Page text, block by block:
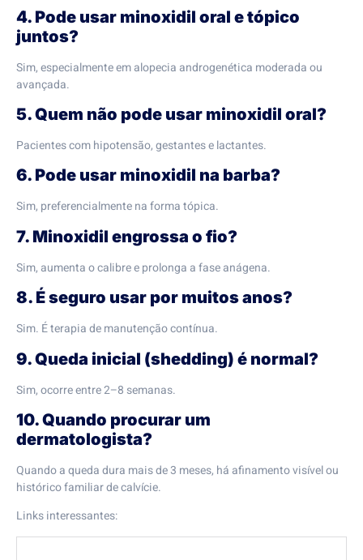
4. Pode usar minoxidil oral e tópico
juntos?
Sim, especialmente em alopecia androgenética moderada ou
avançada.
5. Quem não pode usar minoxidil oral?
Pacientes com hipotensão, gestantes e lactantes.
6. Pode usar minoxidil na barba?
Sim, preferencialmente na forma tópica.
7. Minoxidil engrossa o fio?
Sim, aumenta o calibre e prolonga a fase anágena.
8. É seguro usar por muitos anos?
Sim. É terapia de manutenção contínua.
9. Queda inicial (shedding) é normal?
Sim, ocorre entre 2–8 semanas.
10. Quando procurar um
dermatologista?
Quando a queda dura mais de 3 meses, há afinamento visível ou
histórico familiar de calvície.
Links interessantes: